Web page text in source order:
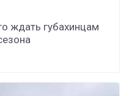
ждать губахинцам